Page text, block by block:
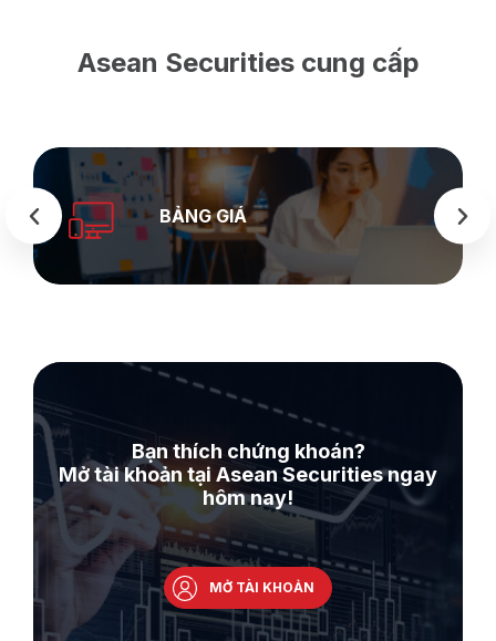
Asean Securities cung cấp
SEASTOCK
WEB
Bạn thích chứng khoán?
Mở tài khoản tại Asean Securities ngay
hôm nay!
MỞ TÀI KHOẢN